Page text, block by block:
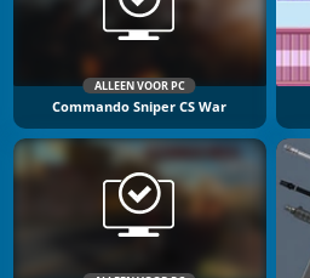
ALLEEN VOOR PC
Commando Sniper CS War